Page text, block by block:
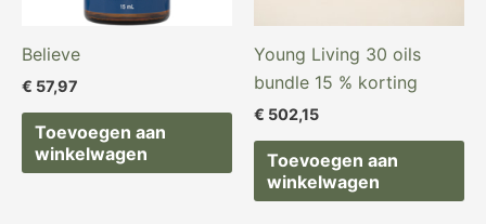
Believe
€ 57,97
Toevoegen aan
winkelwagen
Young Living 30 oils
bundle 15 % korting
€ 502,15
Toevoegen aan
winkelwagen